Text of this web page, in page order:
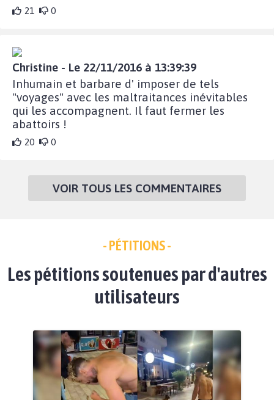
21 0
Christine - Le 22/11/2016 à 13:39:39
Inhumain et barbare d' imposer de tels
"voyages" avec les maltraitances inévitables
qui les accompagnent. Il faut fermer les
abattoirs !
20 0
VOIR TOUS LES COMMENTAIRES
- PÉTITIONS -
Les pétitions soutenues par d'autres
utilisateurs